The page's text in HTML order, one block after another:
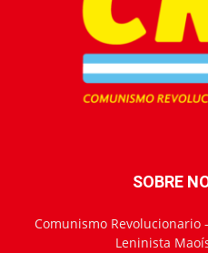
SOBRE
Comunismo Revolucionario
Leninista